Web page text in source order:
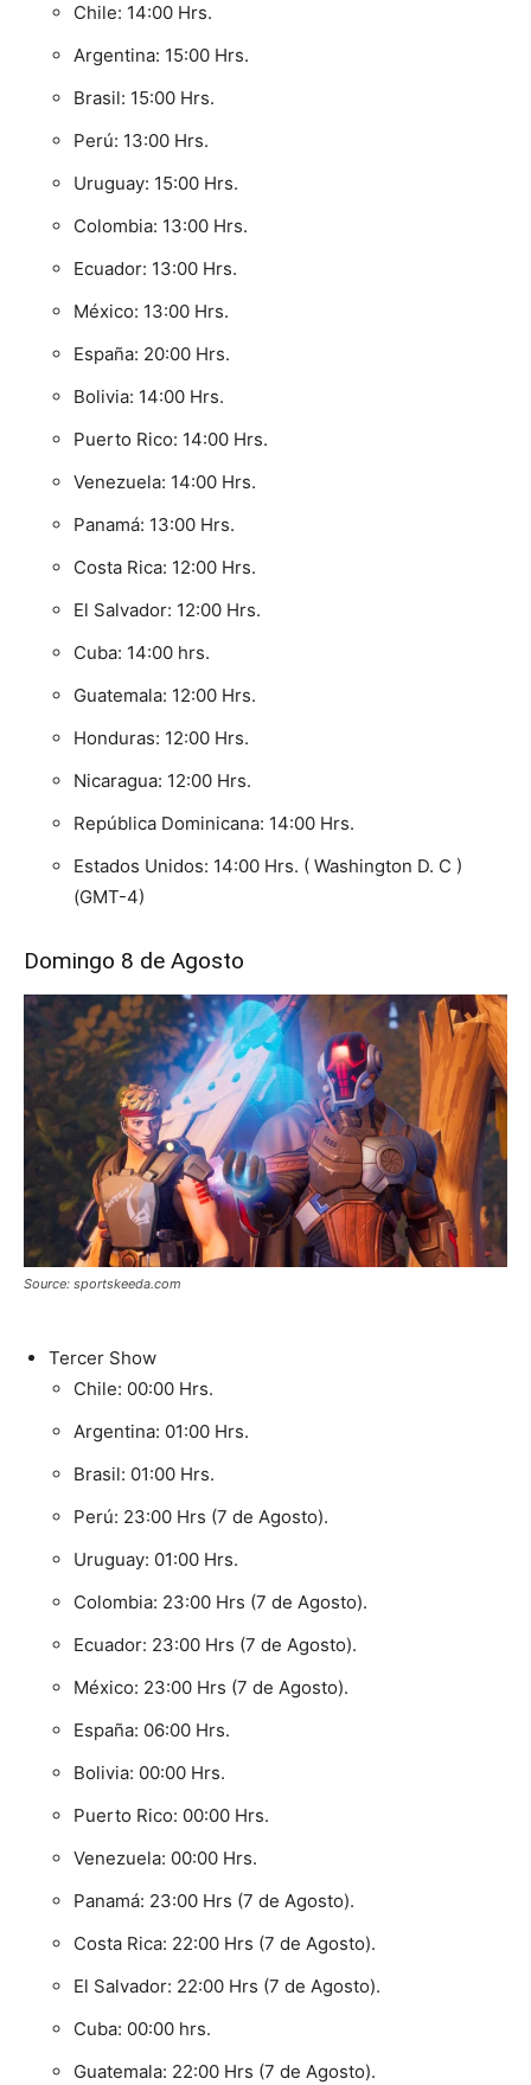
Chile: 14:00 Hrs.
Argentina: 15:00 Hrs.
Brasil: 15:00 Hrs.
Perú: 13:00 Hrs.
Uruguay: 15:00 Hrs.
Colombia: 13:00 Hrs.
Ecuador: 13:00 Hrs.
México: 13:00 Hrs.
España: 20:00 Hrs.
Bolivia: 14:00 Hrs.
Puerto Rico: 14:00 Hrs.
Venezuela: 14:00 Hrs.
Panamá: 13:00 Hrs.
Costa Rica: 12:00 Hrs.
El Salvador: 12:00 Hrs.
Cuba: 14:00 hrs.
Guatemala: 12:00 Hrs.
Honduras: 12:00 Hrs.
Nicaragua: 12:00 Hrs.
República Dominicana: 14:00 Hrs.
Estados Unidos: 14:00 Hrs. ( Washington D. C )
(GMT-4)
Domingo 8 de Agosto
Source: sportskeeda.com
Tercer Show
Chile: 00:00 Hrs.
Argentina: 01:00 Hrs.
Brasil: 01:00 Hrs.
Perú: 23:00 Hrs (7 de Agosto).
Uruguay: 01:00 Hrs.
Colombia: 23:00 Hrs (7 de Agosto).
Ecuador: 23:00 Hrs (7 de Agosto).
México: 23:00 Hrs (7 de Agosto).
España: 06:00 Hrs.
Bolivia: 00:00 Hrs.
Puerto Rico: 00:00 Hrs.
Venezuela: 00:00 Hrs.
Panamá: 23:00 Hrs (7 de Agosto).
Costa Rica: 22:00 Hrs (7 de Agosto).
El Salvador: 22:00 Hrs (7 de Agosto).
Cuba: 00:00 hrs.
Guatemala: 22:00 Hrs (7 de Agosto).